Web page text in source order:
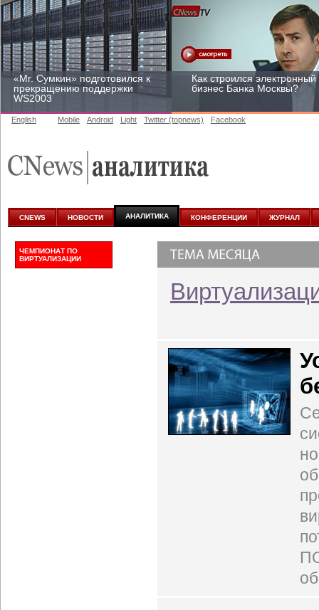
«Mr. Сумкин» подготовился к
прекращению поддержки
WS2003
Как строился электронный
бизнес Банка Москвы?
к аналитике
участвовать
English Mobile Android Light Twitter (topnews) Facebook
CNEWS НОВОСТИ АНАЛИТИКА КОНФЕРЕНЦИИ ЖУРНАЛ
ЧЕМПИОНАТ ПО
ВИРТУАЛИЗАЦИИ